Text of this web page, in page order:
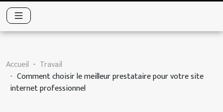
Accueil
Travail
Comment choisir le meilleur prestataire pour votre site
internet professionnel